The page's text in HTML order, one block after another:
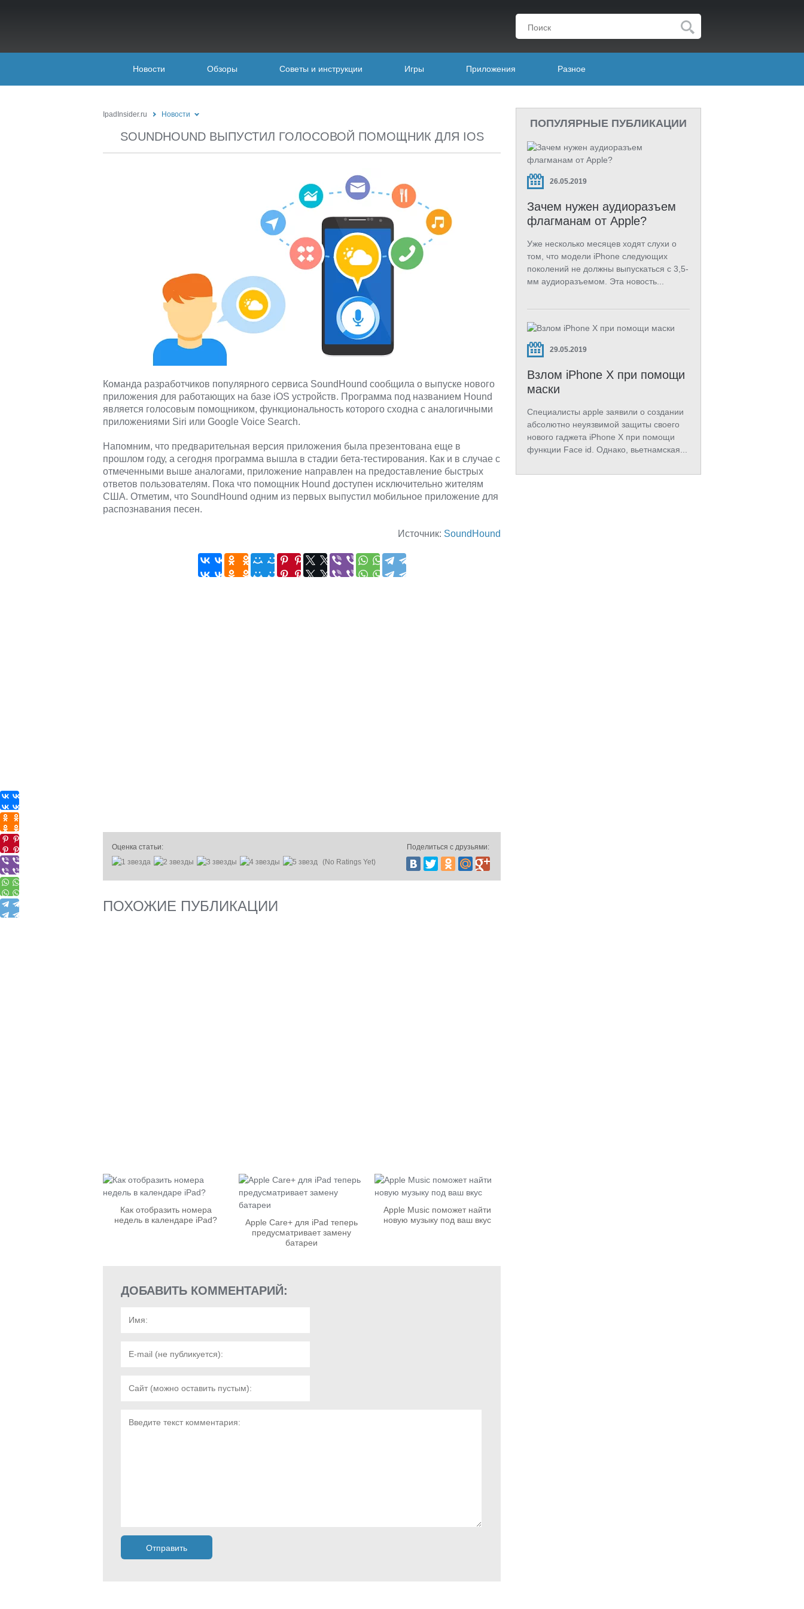
Новости Обзоры Советы и инструкции Игры Приложения Разное
IpadInsider.ru Новости
SOUNDHOUND ВЫПУСТИЛ ГОЛОСОВОЙ ПОМОЩНИК ДЛЯ IOS
Команда разработчиков популярного сервиса SoundHound сообщила о выпуске нового
приложения для работающих на базе iOS устройств. Программа под названием Hound
является голосовым помощником, функциональность которого сходна с аналогичными
приложениями Siri или Google Voice Search.
Напомним, что предварительная версия приложения была презентована еще в
прошлом году, а сегодня программа вышла в стадии бета-тестирования. Как и в случае с
отмеченными выше аналогами, приложение направлен на предоставление быстрых
ответов пользователям. Пока что помощник Hound доступен исключительно жителям
США. Отметим, что SoundHound одним из первых выпустил мобильное приложение для
распознавания песен.
Источник: SoundHound
Оценка статьи:
(No Ratings Yet)
Поделиться с друзьями:
ПОХОЖИЕ ПУБЛИКАЦИИ
Как отобразить номера
недель в календаре iPad?
Apple Care+ для iPad теперь
предусматривает замену
батареи
Apple Music поможет найти
новую музыку под ваш вкус
ДОБАВИТЬ КОММЕНТАРИЙ:
ПОПУЛЯРНЫЕ ПУБЛИКАЦИИ
26.05.2019
Зачем нужен аудиоразъем
флагманам от Apple?
Уже несколько месяцев ходят слухи о
том, что модели iPhone следующих
поколений не должны выпускаться с 3,5-
мм аудиоразъемом. Эта новость...
29.05.2019
Взлом iPhone X при помощи
маски
Специалисты apple заявили о создании
абсолютно неуязвимой защиты своего
нового гаджета iPhone X при помощи
функции Face id. Однако, вьетнамская...